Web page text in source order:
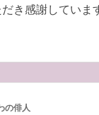
き感謝していま
の俳人